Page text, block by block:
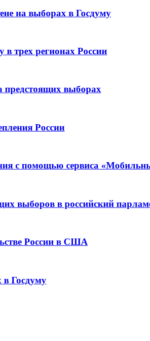
на выборах в Госдуму
в трех регионах России
предстоящих выборах
России
с помощью сервиса
выборов в российский
России в США
в Госдуму